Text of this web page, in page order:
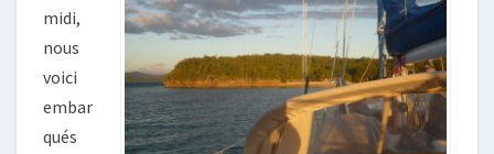
midi,
nous
voici
embar
qués